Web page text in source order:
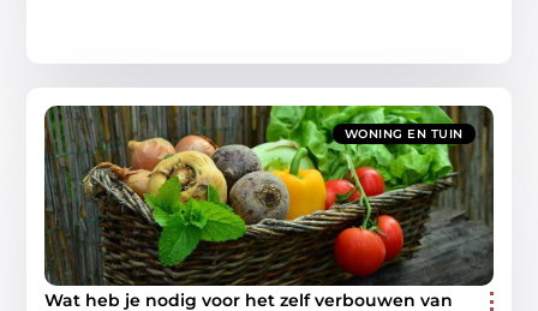
WONING EN TUIN
Wat heb je nodig voor het zelf verbouwen van